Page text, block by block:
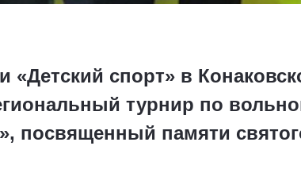
«Детский спорт» в
турнир по
посвященный памяти